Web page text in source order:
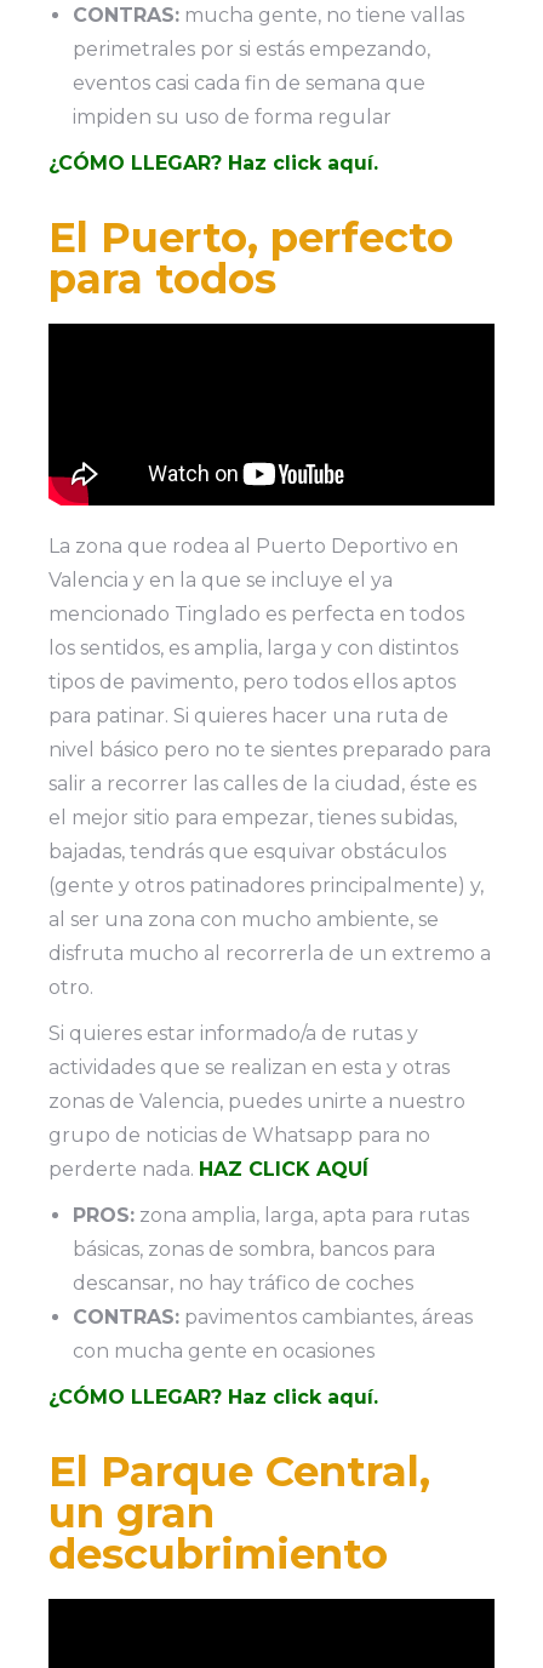
CONTRAS: mucha gente, no tiene vallas
perimetrales por si estás empezando,
eventos casi cada fin de semana que
impiden su uso de forma regular
¿CÓMO LLEGAR? Haz click aquí.
El Puerto, perfecto
para todos
La zona que rodea al Puerto Deportivo en
Valencia y en la que se incluye el ya
mencionado Tinglado es perfecta en todos
los sentidos, es amplia, larga y con distintos
tipos de pavimento, pero todos ellos aptos
para patinar. Si quieres hacer una ruta de
nivel básico pero no te sientes preparado para
salir a recorrer las calles de la ciudad, éste es
el mejor sitio para empezar, tienes subidas,
bajadas, tendrás que esquivar obstáculos
(gente y otros patinadores principalmente) y,
al ser una zona con mucho ambiente, se
disfruta mucho al recorrerla de un extremo a
otro.
Si quieres estar informado/a de rutas y
actividades que se realizan en esta y otras
zonas de Valencia, puedes unirte a nuestro
grupo de noticias de Whatsapp para no
perderte nada. HAZ CLICK AQUÍ
PROS: zona amplia, larga, apta para rutas
básicas, zonas de sombra, bancos para
descansar, no hay tráfico de coches
CONTRAS: pavimentos cambiantes, áreas
con mucha gente en ocasiones
¿CÓMO LLEGAR? Haz click aquí.
El Parque Central,
un gran
descubrimiento